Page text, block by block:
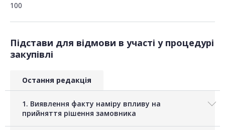
100
Підстави для відмови в участі у процедурі
закупівлі
Остання редакція
1. Виявлення факту наміру впливу на
прийняття рішення замовника